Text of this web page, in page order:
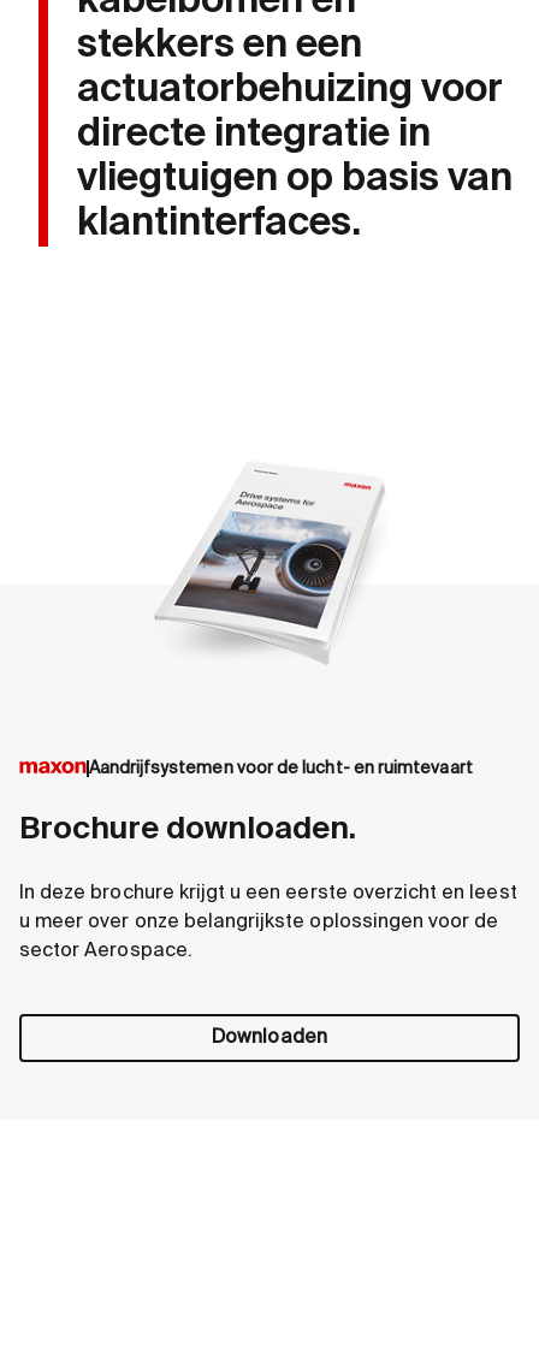
motor
Beschikbaar in verschillende maten:
Diameters 10–35 mm
Gebruikt op Mars
stekkers en een
actuatorbehuizing voor
directe integratie in
vliegtuigen op basis van
klantinterfaces.
Aandrijfsystemen voor de lucht- en ruimtevaart
Brochure downloaden.
In deze brochure krijgt u een eerste overzicht en leest
u meer over onze belangrijkste oplossingen voor de
sector Aerospace.
Downloaden